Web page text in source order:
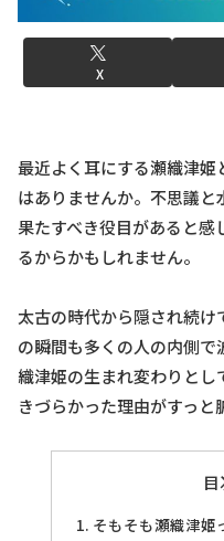
X
最近よく耳にする瀬織津
はありませんか。不思議
果たすべき役目があると
るからかもしれません。
太古の時代から隠され続
の瞬間も多くの人の内側
織津姫の生まれ変わりとし
きづらかった理由がすっと
そもそも瀬織津姫